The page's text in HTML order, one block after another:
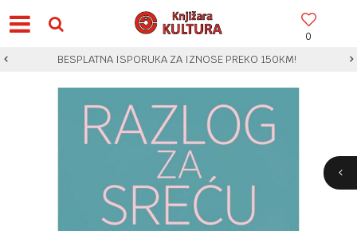
0
BESPLATNA ISPORUKA ZA IZNOSE PREKO 150KM!